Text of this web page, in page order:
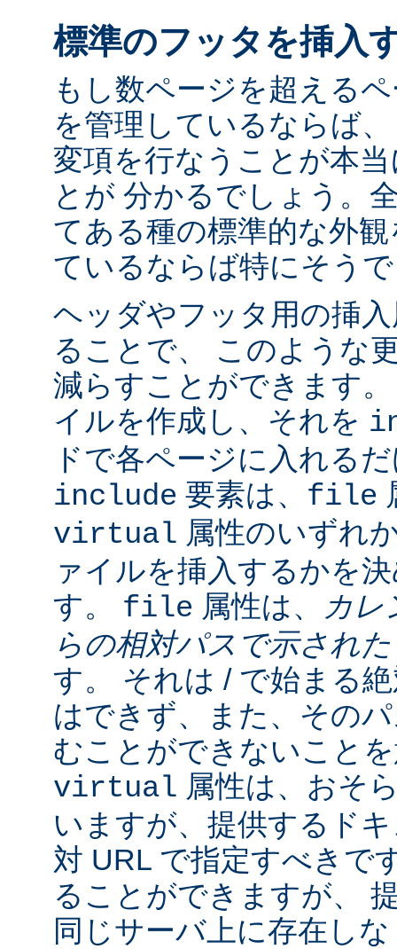
標準のフッタを挿入
もし数ページを超える
を管理しているならば
変項を行なうことが本
とが 分かるでしょう。
てある種の標準的な外
ているならば特にそう
ヘッダやフッタ用の挿
ることで、 このような
減らすことができます
イルを作成し、それを
ドで各ページに入れる
include 要素は、 file
virtual 属性のいずれ
ァイルを挿入するかを
す。 file 属性は、
カ
らの相対パスで示され
す。 それは / で始まる
はできず、また、その
むことができないこと
virtual 属性は、おそ
いますが、提供するド
対 URL で指定すべきで
ることができますが、
同じサーバ上に存在し